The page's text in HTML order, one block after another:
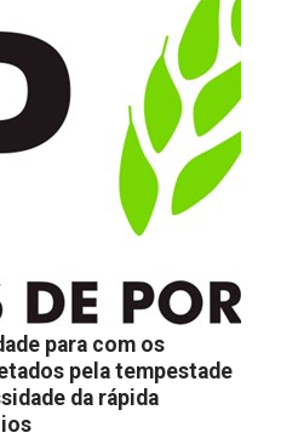
para com os
pela tempestade
da rápida